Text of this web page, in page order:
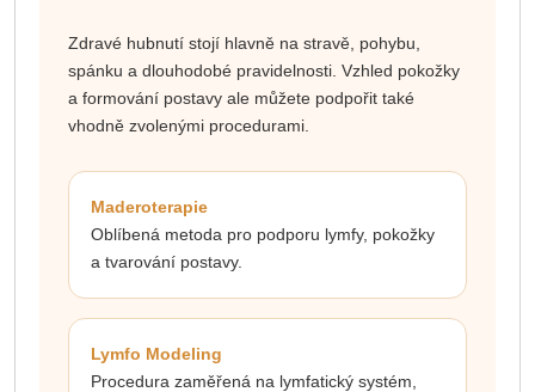
Zdravé hubnutí stojí hlavně na stravě, pohybu,
spánku a dlouhodobé pravidelnosti. Vzhled pokožky
a formování postavy ale můžete podpořit také
vhodně zvolenými procedurami.
Maderoterapie
Oblíbená metoda pro podporu lymfy, pokožky
a tvarování postavy.
Lymfo Modeling
Procedura zaměřená na lymfatický systém,